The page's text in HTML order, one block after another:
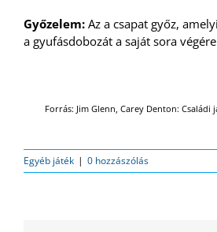
Győzelem: Az a csapat győz,
a gyufásdobozát a saját sora
Forrás: Jim Glenn, Carey Denton: Családi
Egyéb játék | 0 hozzászólás